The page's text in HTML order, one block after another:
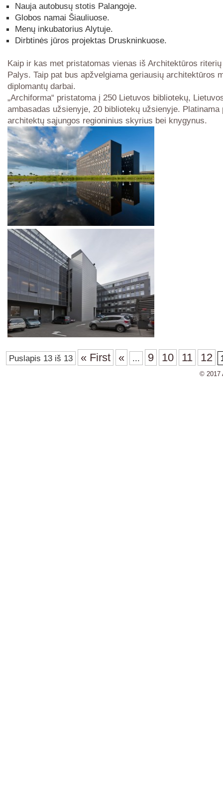
Nauja autobusų stotis Palangoje.
Globos namai Šiauliuose.
Menų inkubatorius Alytuje.
Dirbtinės jūros projektas Druskninkuose.
Kaip ir kas met pristatomas vienas iš Architektūros
Palys. Taip pat bus apžvelgiama geriausių architektūros
diplomantų darbai.
„Archiforma“ pristatoma į 250 Lietuvos bibliotekų,
ambasadas užsienyje, 20 bibliotekų užsienyje. Platinama
architektų sąjungos regioninius skyrius bei knygynus.
Puslapis 13 iš 13 « First « ... 9 10 11 12
© 2017